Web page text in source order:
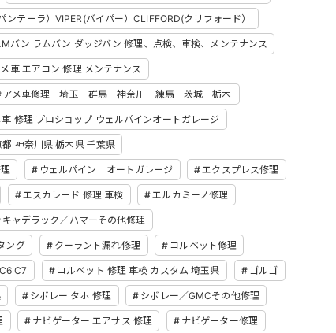
テーラ）VIPER(バイパー）CLIFFORD(クリフォード）
バン ラムバン ダッジバン 修理、点検、車検、メンテナンス
車 エアコン 修理 メンテナンス
アメ車修理 埼玉 群馬 神奈川 練馬 茨城 栃木
車 修理 プロショップ ウェルパインオートガレージ
神奈川県 栃木県 千葉県
ウェルパイン オートガレージ エクスプレス修理
エスカレード 修理 車検 エルカミーノ修理
キャデラック／ハマーその他修理
ング クーラント漏れ修理 コルベット修理
C7 コルベット 修理 車検 カスタム 埼玉県 ゴルゴ
シボレー タホ 修理 シボレー／GMCその他修理
ナビゲーター エアサス 修理 ナビゲーター修理